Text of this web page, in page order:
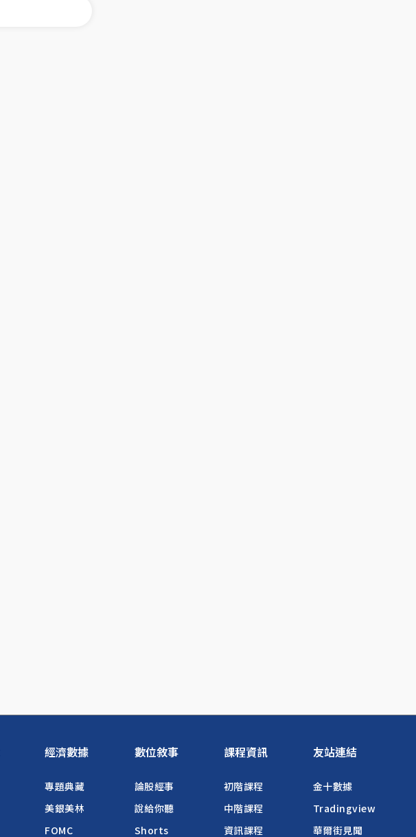
經濟數據
專題典藏
美銀美林
FOMC
數位敘事
論股經事
說給你聽
Shorts
課程資訊
初階課程
中階課程
資訊課程
友站連結
金十數據
Tradingview
華爾街見聞